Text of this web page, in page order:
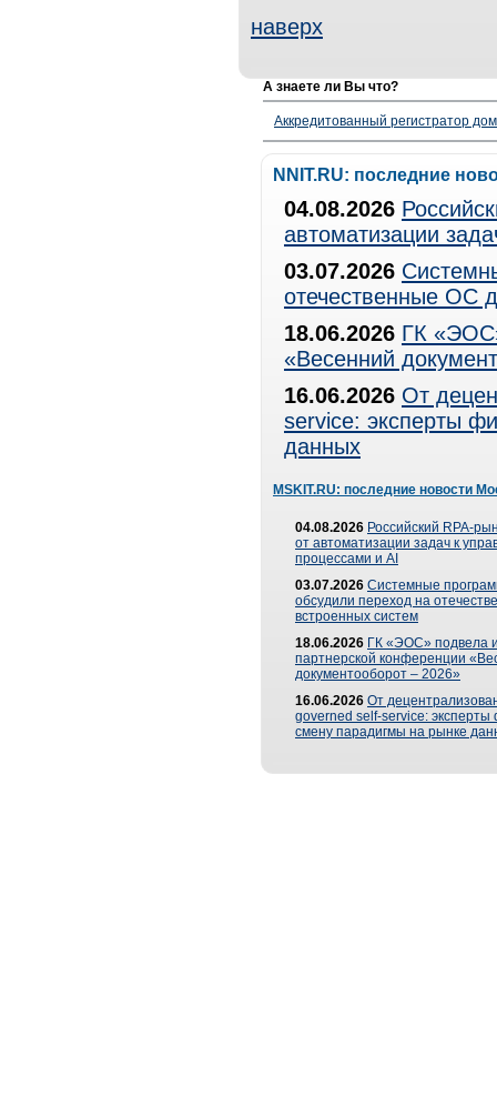
наверх
А знаете ли Вы что?
Аккредитованный регистратор
NNIT.RU: последние
04.08.2026
автоматизации
03.07.2026
отечественные ОС
18.06.2026 ГК
«Весенний
16.06.2026 От
service: эксперты
данных
MSKIT.RU: последние новости
04.08.2026 Российский RPA-
от автоматизации задач к
процессами и AI
03.07.2026 Системные
обсудили переход на
встроенных систем
18.06.2026 ГК «ЭОС» подвела
партнерской конференции
документооборот – 2026»
16.06.2026 От
governed self-service: эксперты
смену парадигмы на рынке